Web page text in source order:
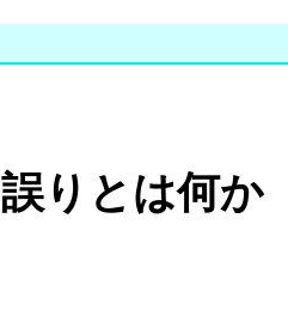
誤りとは何か